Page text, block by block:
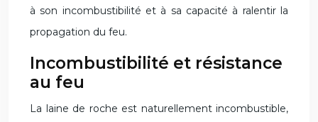
à son incombustibilité et à sa capacité à ralentir la
propagation du feu.
Incombustibilité et résistance
au feu
La laine de roche est naturellement incombustible,